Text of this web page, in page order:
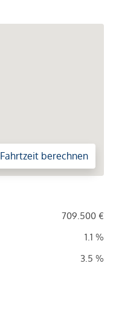
Fahrtzeit berechnen
709.500 €
1.1 %
3.5 %